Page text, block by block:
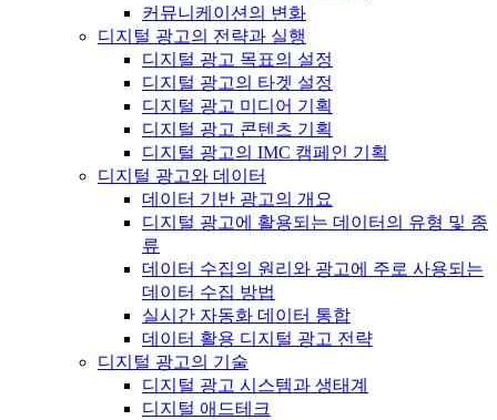
커뮤니케이션의 변화
디지털 광고의 전략과 실행
디지털 광고 목표의 설정
디지털 광고의 타겟 설정
디지털 광고 미디어 기획
디지털 광고 콘텐츠 기획
디지털 광고의 IMC 캠페인 기획
디지털 광고와 데이터
데이터 기반 광고의 개요
디지털 광고에 활용되는 데이터의 유형 및 종
류
데이터 수집의 원리와 광고에 주로 사용되는
데이터 수집 방법
실시간 자동화 데이터 통합
데이터 활용 디지털 광고 전략
디지털 광고의 기술
디지털 광고 시스템과 생태계
디지털 애드테크